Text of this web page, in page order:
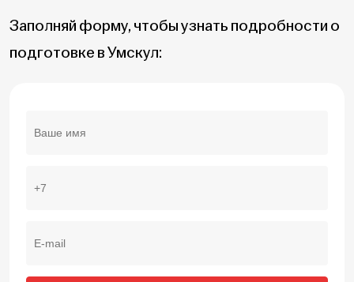
Заполняй форму, чтобы узнать подробности о
подготовке в Умскул: